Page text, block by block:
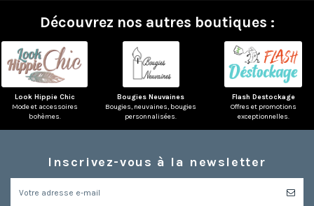
Découvrez nos autres boutiques :
Look Hippie Chic
Mode et accessoires
bohèmes.
Bougies Neuvaines
Bougies, neuvaines, bougies
personnalisées.
Flash Destockage
Offres et promotions
exceptionnelles.
Inscrivez-vous à la newsletter